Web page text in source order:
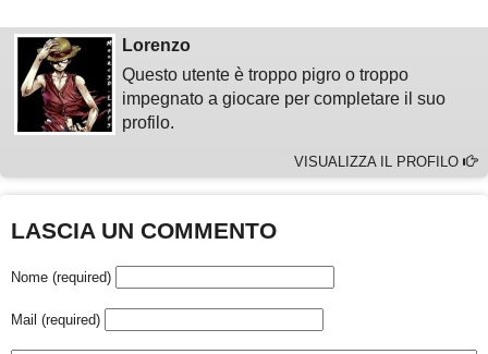
Lorenzo
Questo utente è troppo pigro o troppo
impegnato a giocare per completare il suo
profilo.
VISUALIZZA IL PROFILO
LASCIA UN COMMENTO
Nome (required)
Mail (required)